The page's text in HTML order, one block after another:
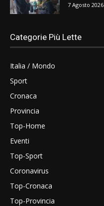
7 Agosto 2026
Categorie Più Lette
Italia / Mondo
Sport
Cronaca
Provincia
Top-Home
Eventi
Top-Sport
Coronavirus
Top-Cronaca
Top-Provincia